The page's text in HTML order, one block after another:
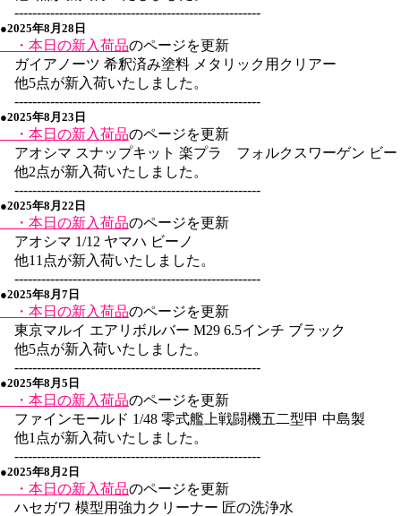
-------------------------------------------------------
●2025年8月28日
・本日の新入荷品のページを更新
ガイアノーツ 希釈済み塗料 メタリック用クリアー
他5点が新入荷いたしました。
-------------------------------------------------------
●2025年8月23日
・本日の新入荷品のページを更新
アオシマ スナップキット 楽プラ フォルクスワーゲン ビー
他2点が新入荷いたしました。
-------------------------------------------------------
●2025年8月22日
・本日の新入荷品のページを更新
アオシマ 1/12 ヤマハ ビーノ
他11点が新入荷いたしました。
-------------------------------------------------------
●2025年8月7日
・本日の新入荷品のページを更新
東京マルイ エアリボルバー M29 6.5インチ ブラック
他5点が新入荷いたしました。
-------------------------------------------------------
●2025年8月5日
・本日の新入荷品のページを更新
ファインモールド 1/48 零式艦上戦闘機五二型甲 中島製
他1点が新入荷いたしました。
-------------------------------------------------------
●2025年8月2日
・本日の新入荷品のページを更新
ハセガワ 模型用強力クリーナー 匠の洗浄水